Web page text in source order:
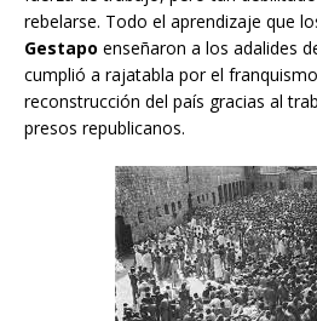
rebelarse. Todo el aprendizaje que
Gestapo enseñaron a los adalides
cumplió a rajatabla por el
reconstrucción del país gracias al
presos republicanos.